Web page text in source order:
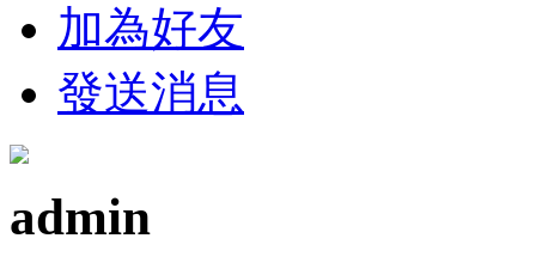
加為好友
發送消息
admin